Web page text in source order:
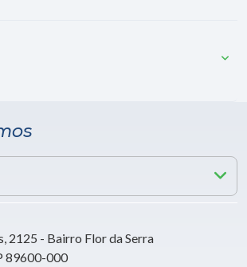
2125 - Bairro Flor da Serra
89600-000